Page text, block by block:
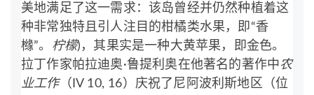
美地满足了这一需求：该岛曾经并仍然种植着这
种非常独特且引人注目的柑橘类水果，即“香
橼”。 柠檬)，其果实是一种大黄苹果，即金色。
拉丁作家帕拉迪奥·鲁提利奥在他著名的著作中农
业工作（IV 10, 16）庆祝了尼阿波利斯地区（位